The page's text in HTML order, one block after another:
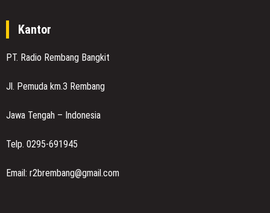
Kantor
PT. Radio Rembang Bangkit
Jl. Pemuda km.3 Rembang
Jawa Tengah – Indonesia
Telp. 0295-691945
Email: r2brembang@gmail.com